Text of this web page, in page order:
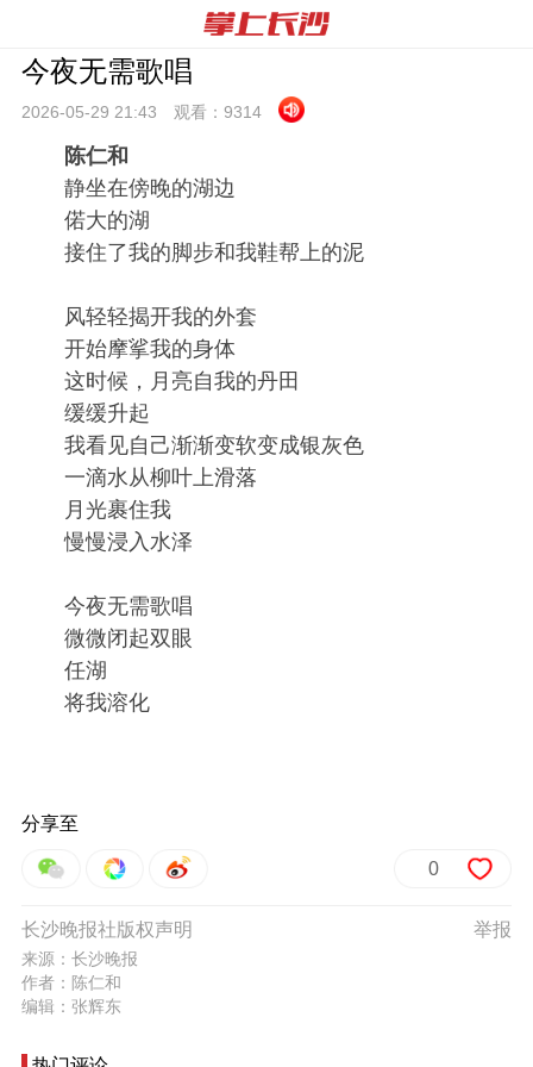
今夜无需歌唱
2026-05-29 21:43 观看： 9314
陈仁和
静坐在傍晚的湖边
偌大的湖
接住了我的脚步和我鞋帮上的泥
风轻轻揭开我的外套
开始摩挲我的身体
这时候，月亮自我的丹田
缓缓升起
我看见自己渐渐变软变成银灰色
一滴水从柳叶上滑落
月光裹住我
慢慢浸入水泽
今夜无需歌唱
微微闭起双眼
任湖
将我溶化
分享至
0
举报
长沙晚报社版权声明
来源：长沙晚报
作者：陈仁和
编辑：张辉东